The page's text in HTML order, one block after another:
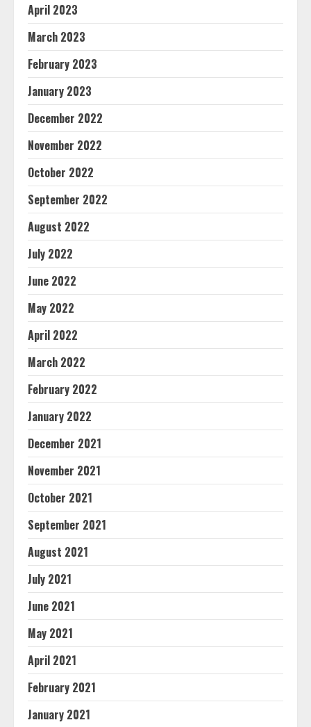
April 2023
March 2023
February 2023
January 2023
December 2022
November 2022
October 2022
September 2022
August 2022
July 2022
June 2022
May 2022
April 2022
March 2022
February 2022
January 2022
December 2021
November 2021
October 2021
September 2021
August 2021
July 2021
June 2021
May 2021
April 2021
February 2021
January 2021